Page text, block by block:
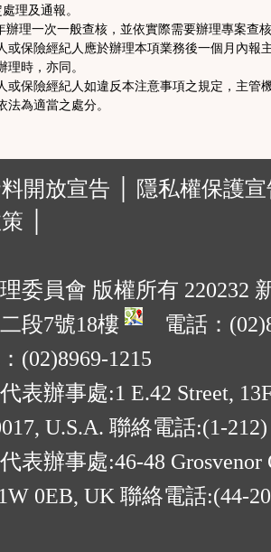
理及通報。
辦理一次一般查核，並依實際需要辦理專案查
保險經紀人應於辦理本項業務後一個月內報
時，亦同。
保險經紀人如違反本注意事項之規定，主管
為適當之處分。
開放宣告 │
隱私權保護
│
委員會 版權所有 220232
段7號18樓
電話：
(02)8969-1215
表辦事處:1 E.42 Street,
U.S.A. 聯絡電話:(1-212)
表辦事處:46-48 Grosvenor
0EB, UK 聯絡電話:(44-